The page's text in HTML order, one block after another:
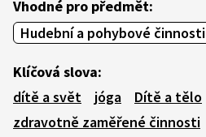
Vhodné pro předmět:
Hudební a pohybové činnosti
Klíčová slova:
dítě a svět
jóga
Dítě a tělo
zdravotně zaměřené činnosti